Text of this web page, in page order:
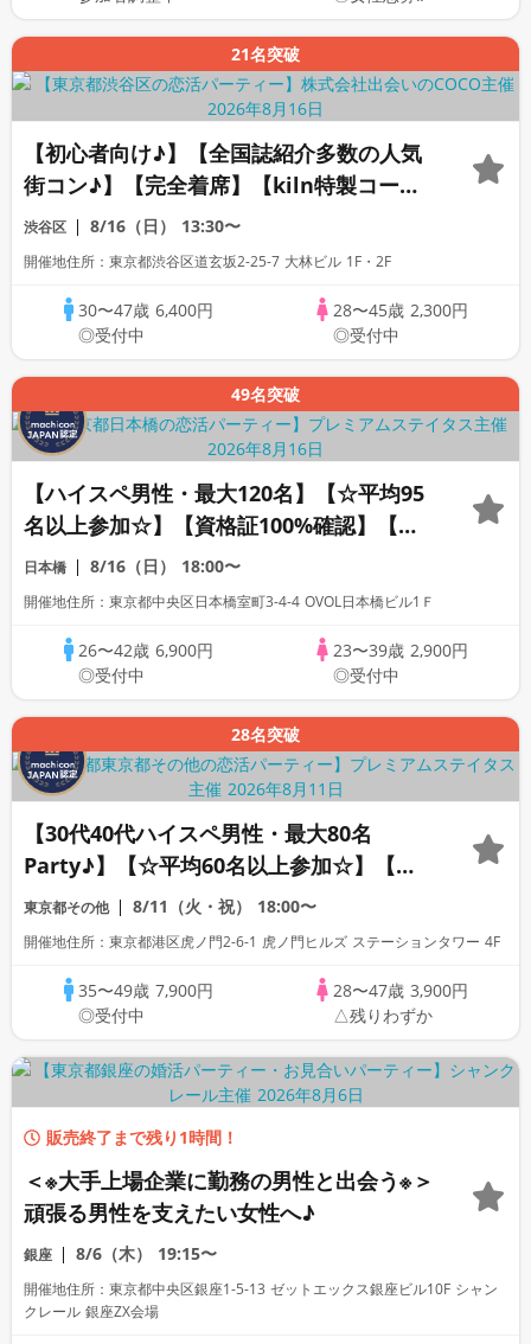
21名突破
【初心者向け♪】【全国誌紹介多数の人気
街コン♪】【完全着席】【kiln特製コー
ス・飲み放題】【全員プレゼント☆週替わ
りクラフトビール】【上場企業運営の人気
り】
渋谷区 8/16（日） 13:30〜
開催地住所：東京都渋谷区道玄坂2-25-7 大林ビル 1F・2F
30〜47歳 6,400円
◎受付中
28〜45歳 2,300円
◎受付中
49名突破
【ハイスペ男性・最大120名】【☆平均95
名以上参加☆】【資格証100%確認】【累
計110万人突破！】プレミアムステイタス
日本橋 8/16（日） 18:00〜
開催地住所：東京都中央区日本橋室町3-4-4 OVOL日本橋ビル1Ｆ
26〜42歳 6,900円
◎受付中
23〜39歳 2,900円
◎受付中
28名突破
【30代40代ハイスペ男性・最大80名
Party♪】【☆平均60名以上参加☆】【デ
ザート付きビュッフェ】【資格証100%確
認】【累計110万人突破！】プレミアムス
東京都その他 8/11（火・祝） 18:00〜
開催地住所：東京都港区虎ノ門2-6-1 虎ノ門ヒルズ ステーションタワー 4F
35〜49歳 7,900円
◎受付中
28〜47歳 3,900円
△残りわずか
販売終了まで残り1時間！
＜※大手上場企業に勤務の男性と出会う※＞
頑張る男性を支えたい女性へ♪
銀座 8/6（木） 19:15〜
開催地住所：東京都中央区銀座1-5-13 ゼットエックス銀座ビル10F シャン
クレール 銀座ZX会場